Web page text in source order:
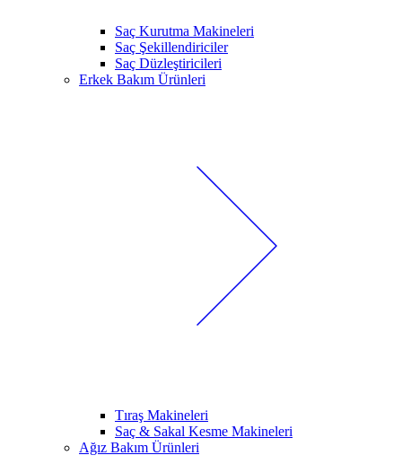
Saç Kurutma Makineleri
Saç Şekillendiriciler
Saç Düzleştiricileri
Erkek Bakım Ürünleri
Tıraş Makineleri
Saç & Sakal Kesme Makineleri
Ağız Bakım Ürünleri